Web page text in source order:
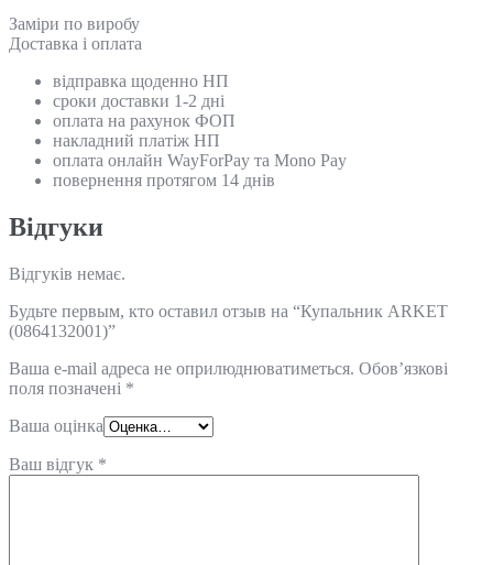
Замiри по виробу
Доставка і оплата
відправка щоденно НП
сроки доставки 1-2 дні
оплата на рахунок ФОП
накладний платіж НП
оплата онлайн WayForPay та Mono Pay
повернення протягом 14 днів
Відгуки
Відгуків немає.
Будьте первым, кто оставил отзыв на “Купальник ARKET
(0864132001)”
Ваша e-mail адреса не оприлюднюватиметься. Обов’язкові
поля позначені *
Ваша оцінка
Ваш відгук *